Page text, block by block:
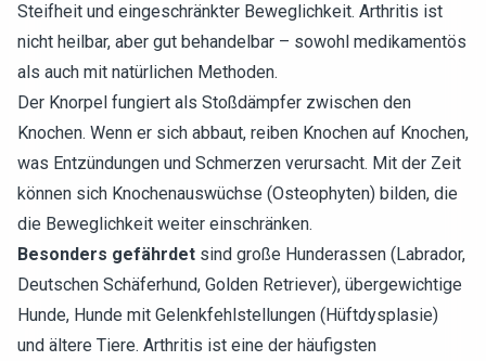
Steifheit und eingeschränkter Beweglichkeit. Arthritis ist
nicht heilbar, aber gut behandelbar – sowohl medikamentös
als auch mit natürlichen Methoden.
Der Knorpel fungiert als Stoßdämpfer zwischen den
Knochen. Wenn er sich abbaut, reiben Knochen auf Knochen,
was Entzündungen und Schmerzen verursacht. Mit der Zeit
können sich Knochenauswüchse (Osteophyten) bilden, die
die Beweglichkeit weiter einschränken.
Besonders gefährdet sind große Hunderassen (Labrador,
Deutschen Schäferhund, Golden Retriever), übergewichtige
Hunde, Hunde mit Gelenkfehlstellungen (Hüftdysplasie)
und ältere Tiere. Arthritis ist eine der häufigsten